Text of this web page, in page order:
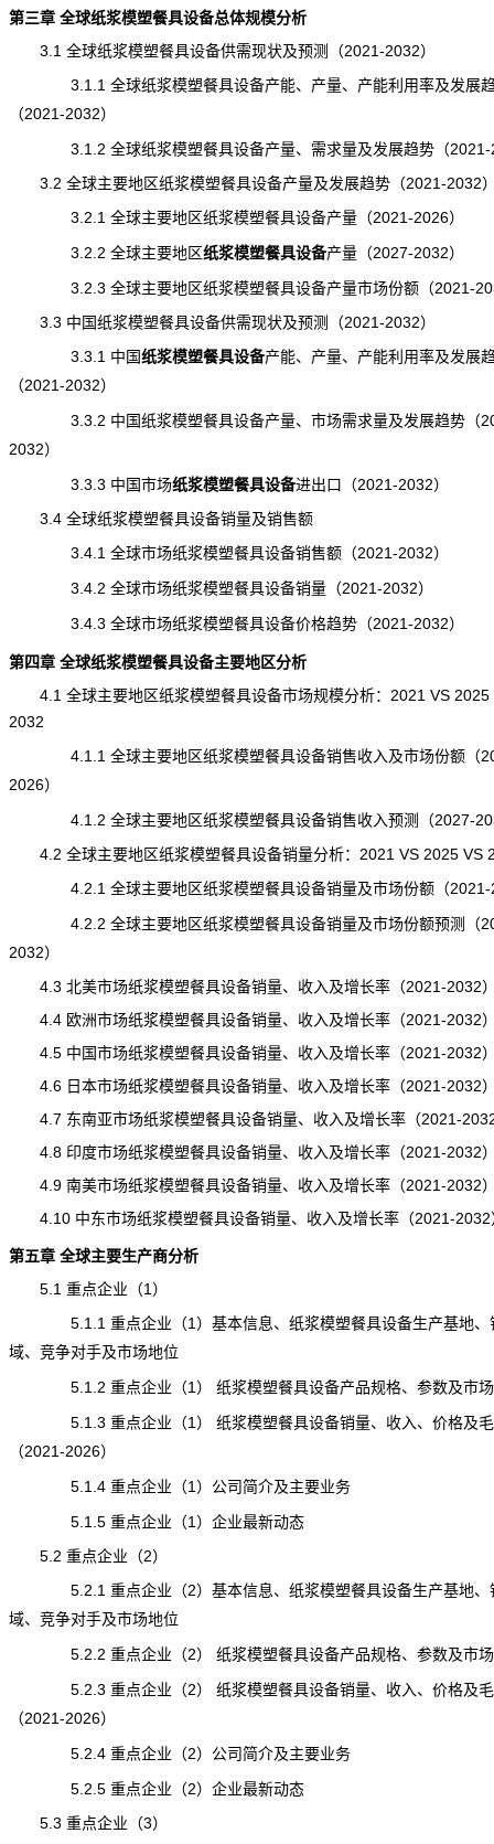
第三章 全球纸浆模塑餐具设备总体规模分析
3.1 全球纸浆模塑餐具设备供需现状及预测（2021-2032）
3.1.1 全球纸浆模塑餐具设备产能、产量、产能利用率及发展
（2021-2032）
3.1.2 全球纸浆模塑餐具设备产量、需求量及发展趋势（2021-
3.2 全球主要地区纸浆模塑餐具设备产量及发展趋势（2021-2032
3.2.1 全球主要地区纸浆模塑餐具设备产量（2021-2026）
3.2.2 全球主要地区纸浆模塑餐具设备产量（2027-2032）
3.2.3 全球主要地区纸浆模塑餐具设备产量市场份额（2021-
3.3 中国纸浆模塑餐具设备供需现状及预测（2021-2032）
3.3.1 中国纸浆模塑餐具设备产能、产量、产能利用率及发展
（2021-2032）
3.3.2 中国纸浆模塑餐具设备产量、市场需求量及发展趋势（
2032）
3.3.3 中国市场纸浆模塑餐具设备进出口 （2021-2032）
3.4 全球纸浆模塑餐具设备销量及销售额
3.4.1 全球市场纸浆模塑餐具设备销售额（2021-2032）
3.4.2 全球市场纸浆模塑餐具设备销量（2021-2032）
3.4.3 全球市场纸浆模塑餐具设备价格趋势（2021-2032）
第四章 全球纸浆模塑餐具设备主要地区分析
4.1 全球主要地区纸浆模塑餐具设备市场规模分析：2021 VS 2025
2032
4.1.1 全球主要地区纸浆模塑餐具设备销售收入及市场份额（
2026）
4.1.2 全球主要地区纸浆模塑餐具设备销售收入预测（2027-
4.2 全球主要地区纸浆模塑餐具设备销量分析：2021 VS 2025 VS
4.2.1 全球主要地区纸浆模塑餐具设备销量及市场份额（2021-
4.2.2 全球主要地区纸浆模塑餐具设备销量及市场份额预测（
2032）
4.3 北美市场纸浆模塑餐具设备销量、收入及增长率（2021-2032
4.4 欧洲市场纸浆模塑餐具设备销量、收入及增长率（2021-2032
4.5 中国市场纸浆模塑餐具设备销量、收入及增长率（2021-2032
4.6 日本市场纸浆模塑餐具设备销量、收入及增长率（2021-2032
4.7 东南亚市场纸浆模塑餐具设备销量、收入及增长率（2021-
4.8 印度市场纸浆模塑餐具设备销量、收入及增长率（2021-2032
4.9 南美市场纸浆模塑餐具设备销量、收入及增长率（2021-2032
4.10 中东市场纸浆模塑餐具设备销量、收入及增长率（2021-2032
第五章 全球主要生产商分析
5.1 重点企业（1）
5.1.1 重点企业（1）基本信息、纸浆模塑餐具设备生产基地、
域、竞争对手及市场地位
5.1.2 重点企业（1） 纸浆模塑餐具设备产品规格、参数及市场
5.1.3 重点企业（1） 纸浆模塑餐具设备销量、收入、价格及毛
（2021-2026）
5.1.4 重点企业（1）公司简介及主要业务
5.1.5 重点企业（1）企业最新动态
5.2 重点企业（2）
5.2.1 重点企业（2）基本信息、纸浆模塑餐具设备生产基地、
域、竞争对手及市场地位
5.2.2 重点企业（2） 纸浆模塑餐具设备产品规格、参数及市场
5.2.3 重点企业（2） 纸浆模塑餐具设备销量、收入、价格及毛
（2021-2026）
5.2.4 重点企业（2）公司简介及主要业务
5.2.5 重点企业（2）企业最新动态
5.3 重点企业（3）